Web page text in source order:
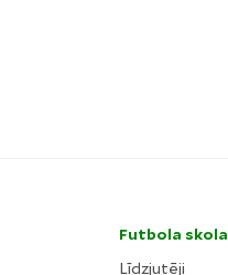
Futbola skola
Līdzjutēji